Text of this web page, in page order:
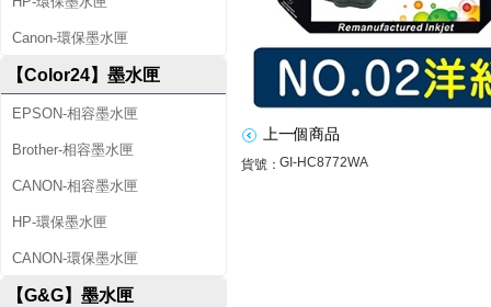
7
2
色
Canon-環保墨水匣
【Color24】墨水匣
EPSON-相容墨水匣
Brother-相容墨水匣
CANON-相容墨水匣
HP-環保墨水匣
CANON-環保墨水匣
【G&G】墨水匣
上一個商品
貨號：GI-HC8772WA